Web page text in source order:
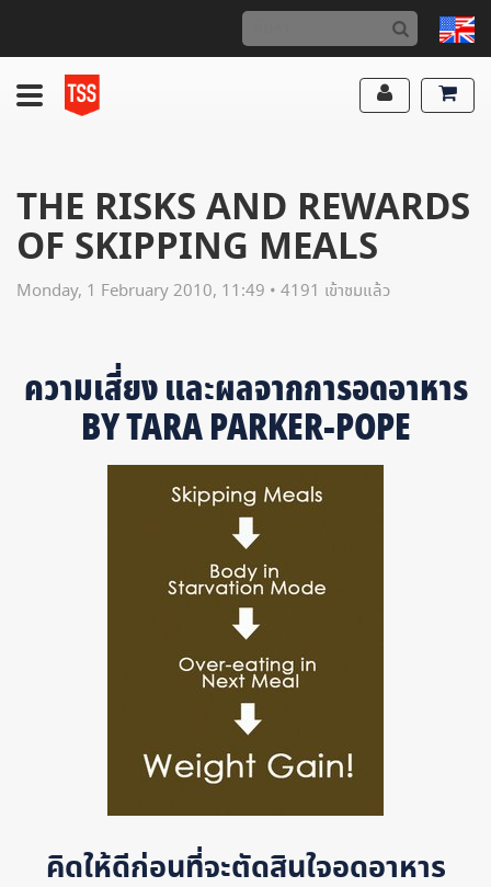
THE RISKS AND REWARDS
OF SKIPPING MEALS
Monday, 1 February 2010, 11:49 • 4191 เข้าชมแล้ว
ความเสี่ยง และผลจากการอดอาหาร
BY TARA PARKER-POPE
คิดให้ดีก่อนที่จะตัดสินใจอดอาหาร